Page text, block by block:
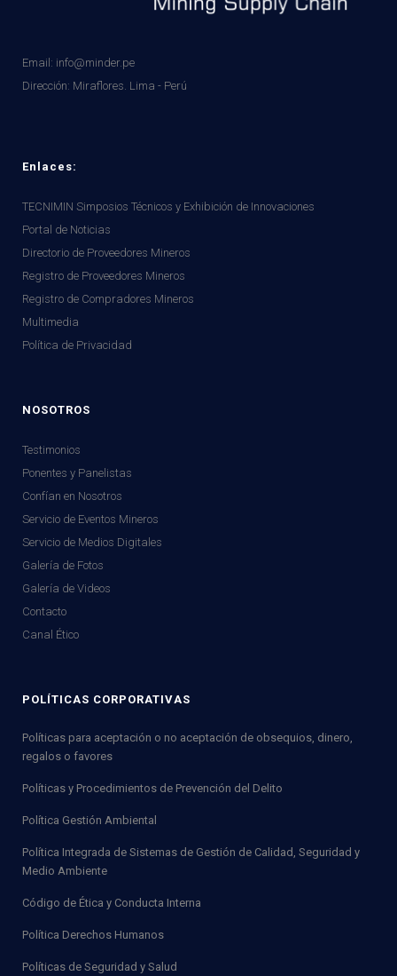
Email: info@minder.pe
Dirección: Miraflores. Lima - Perú
Enlaces:
TECNIMIN Simposios Técnicos y Exhibición de Innovaciones
Portal de Noticias
Directorio de Proveedores Mineros
Registro de Proveedores Mineros
Registro de Compradores Mineros
Multimedia
Política de Privacidad
NOSOTROS
Testimonios
Ponentes y Panelistas
Confían en Nosotros
Servicio de Eventos Mineros
Servicio de Medios Digitales
Galería de Fotos
Galería de Videos
Contacto
Canal Ético
POLÍTICAS CORPORATIVAS
Políticas para aceptación o no aceptación de obsequios, dinero,
regalos o favores
Políticas y Procedimientos de Prevención del Delito
Política Gestión Ambiental
Política Integrada de Sistemas de Gestión de Calidad, Seguridad y
Medio Ambiente
Código de Ética y Conducta Interna
Política Derechos Humanos
Políticas de Seguridad y Salud